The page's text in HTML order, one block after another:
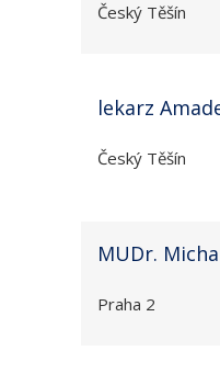
Český Těšín
lekarz
Český Těšín
MUDr.
Praha 2